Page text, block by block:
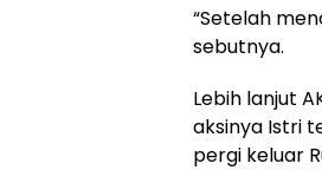
“Setelah
sebutnya.
Lebih lanjut
aksinya Istri
pergi keluar